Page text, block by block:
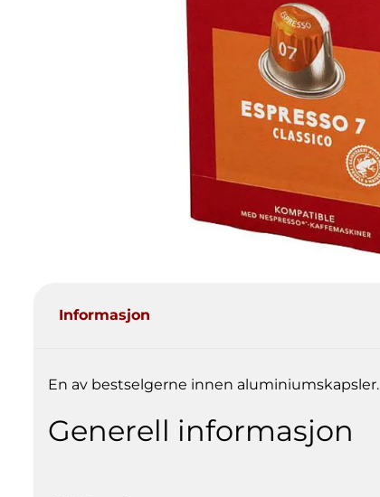
Informasjon
En av bestselgerne innen aluminiumskapsler.
Generell informasjon